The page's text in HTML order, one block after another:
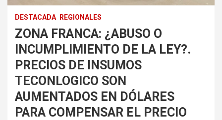
DESTACADA REGIONALES
ZONA FRANCA: ¿ABUSO O
INCUMPLIMIENTO DE LA LEY?.
PRECIOS DE INSUMOS
TECONLOGICO SON
AUMENTADOS EN DÓLARES
PARA COMPENSAR EL PRECIO